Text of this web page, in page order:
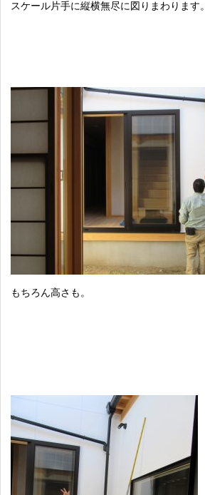
スケール片手に縦横無尽に図りまわります。
もちろん高さも。